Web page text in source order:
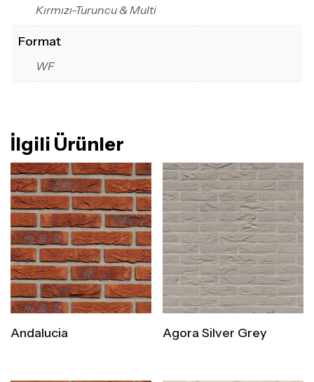
Kırmızı-Turuncu & Multi
Format
WF
İlgili Ürünler
Andalucia Agora Silver Grey